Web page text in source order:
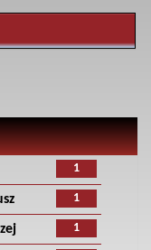
1
1
1